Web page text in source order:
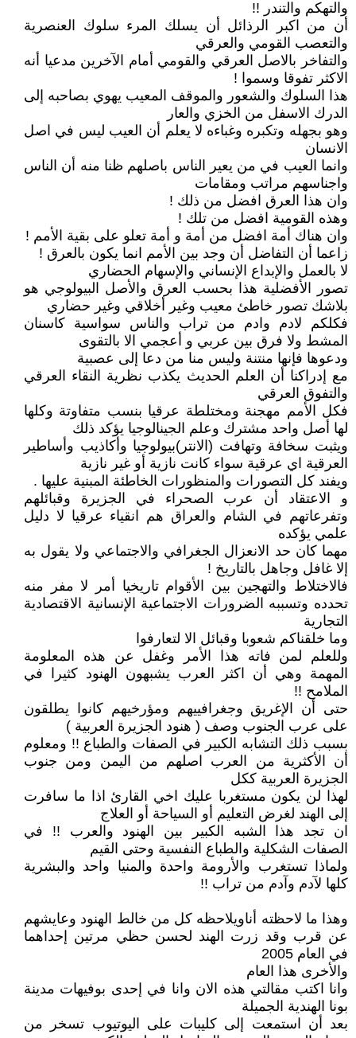
والتهكم والتندر !!
أن من اكبر الرذائل أن يسلك المرء سلوك العنصرية
والتعصب القومي والعرقي
والتفاخر بالاصل العرقي والقومي أمام الآخرين مدعيا أنه
الاكثر تفوقا وسموا !
هذا السلوك والشعور والموقف المعيب يهوي بصاحبه إلى
الدرك الاسفل من الخزي والعار
وهو بجهله وتكبره وغباءه لا يعلم أن العيب ليس في اصل
الانسان
وانما العيب في من يعير الناس باصلهم ظنا منه أن الناس
واجناسهم مراتب ومقامات
وان هذا العرق افضل من ذلك !
وهذه القومية افضل من تلك !
وان هناك أمة افضل من أمة و أمة تعلو على بقية الأمم !
زاعما أن التفاضل أن وجد بين الأمم انما يكون بالعرق !
لا بالعمل والإبداع الإنساني والإسهام الحضاري
تصور الأفضلية هذا بحسب العرق والأصل البيولوجي هو
بلاشك تصور خاطئ معيب وغير أخلاقي وغير حضاري
فكلكم لادم وادم من تراب والناس سواسية كاسنان
المشط ولا فرق بين عربي و أعجمي الا بالتقوى
ودعوها فإنها منتنة وليس منا من دعا إلى عصبية
مع إدراكنا أن العلم الحديث يكذب نظرية النقاء العرقي
والتفوق العرقي
فكل الأمم مهجنة ومختلطة عرقيا بنسب متفاوتة وكلها
لها أصل واحد مشترك وعلم الجينالوجيا يؤكد ذلك
ويثبت سخافة وتهافت (الانتر)بيولوجيا وأكاذيب وأساطير
العرقية اي عرقية سواء كانت نازية أو غير نازية
ويفند كل التصورات والمنظورات الخاطئة المبنية عليها .
و الاعتقاد أن عرب الصحراء في الجزيرة وقبائلهم
وتفرعاتهم في الشام والعراق هم انقياء عرقيا لا دليل
علمي يؤكده
مهما كان حد الانعزال الجغرافي والاجتماعي ولا يقول به
إلا غافل وجاهل بالتاريخ !
فالاختلاط والتهجين بين الأقوام تاريخيا أمر لا مفر منه
تحدده وتسببه الضرورات الاجتماعية الإنسانية الاقتصادية
التجارية
وما خلقناكم شعوبا وقبائل الا لتعارفوا
وللعلم لمن فاته هذا الأمر وغفل عن هذه المعلومة
المهمة وهي أن اكثر العرب يشبهون الهنود كثيرا في
الملامح !!
حتى أن الإغريق وجغرافييهم ومؤرخيهم كانوا يطلقون
على عرب الجنوب وصف ( هنود الجزيرة العربية )
بسبب ذلك التشابه الكبير في الصفات والطباع !! ومعلوم
أن الأكثرية من العرب اصلهم من اليمن ومن جنوب
الجزيرة العربية ككل
لهذا لن يكون مستغربا عليك اخي القارئ اذا ما سافرت
إلى الهند لغرض التعليم أو السياحة أو العلاج
ان تجد هذا الشبه الكبير بين الهنود والعرب !! في
الصفات الشكلية والطباع النفسية وحتى القيم
ولماذا تستغرب والأرومة واحدة والمنيا واحد والبشرية
كلها لآدم وآدم من تراب !!
وهذا ما لاحظته أناويلاحظه كل من خالط الهنود وعايشهم
عن قرب وقد زرت الهند لحسن حظي مرتين إحداهما
في العام 2005
والأخرى هذا العام
وانا اكتب مقالتي هذه الان وانا في إحدى بوفيهات مدينة
بونا الهندية الجميلة
بعد أن استمعت إلى كليبات على اليوتيوب تسخر من